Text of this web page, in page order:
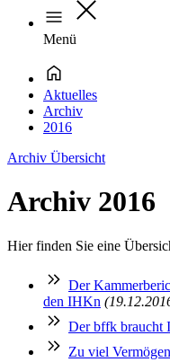
Menü
Aktuelles
Archiv
2016
Archiv Übersicht
Archiv 2016
Hier finden Sie eine
Der
den IHKn
Der bffk braucht
Zu viel